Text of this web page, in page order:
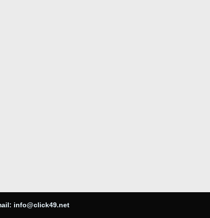
info@click49.net